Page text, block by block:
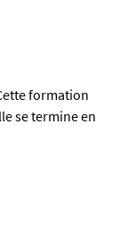
formation
se termine en